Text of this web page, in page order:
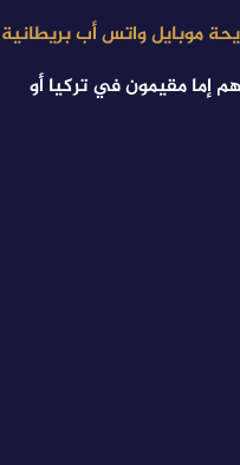
موبایل واتس أب بریطانیة
إما مقيمون ﻓﻲ ترکیا أو